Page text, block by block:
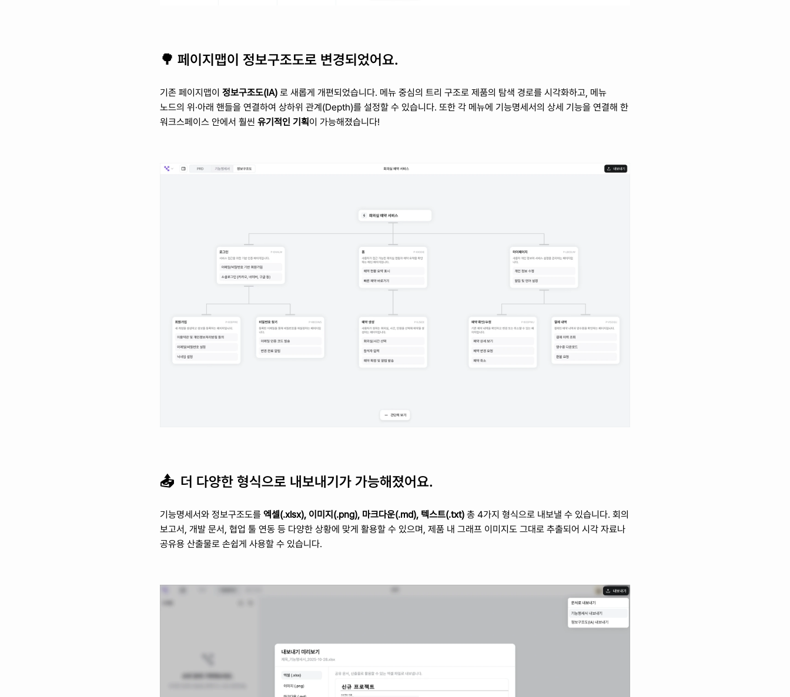
🌳 페이지맵이 정보구조도로 변경되었어요.
기존 페이지맵이 정보구조도(IA) 로 새롭게 개편되었습니다. 메뉴 중심의 트리 구조로 제품의 탐색 경로를 시각화하고, 메뉴
노드의 위·아래 핸들을 연결하여 상하위 관계(Depth)를 설정할 수 있습니다. 또한 각 메뉴에 기능명세서의 상세 기능을 연결해 한
워크스페이스 안에서 훨씬 유기적인 기획 이 가능해졌습니다!
📤 더 다양한 형식으로 내보내기가 가능해졌어요.
기능명세서와 정보구조도를 엑셀(.xlsx), 이미지(.png), 마크다운(.md), 텍스트(.txt) 총 4가지 형식으로 내보낼 수 있습니다. 회의
보고서, 개발 문서, 협업 툴 연동 등 다양한 상황에 맞게 활용할 수 있으며, 제품 내 그래프 이미지도 그대로 추출되어 시각 자료나
공유용 산출물로 손쉽게 사용할 수 있습니다.